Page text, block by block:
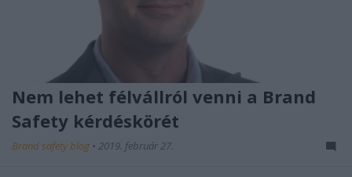
Nem lehet félvállról venni a Brand
Safety kérdéskörét
Brand safety blog • 2019. február 27.